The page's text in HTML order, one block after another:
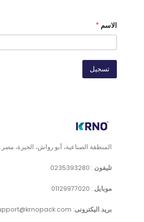
الاسم *
تسجيل
المنطقة الصناعية، أبو رواش، الجيزة، مصر.
تليفون :
0235393280
موبايل.:
01129977020
بريد اليكترونى: